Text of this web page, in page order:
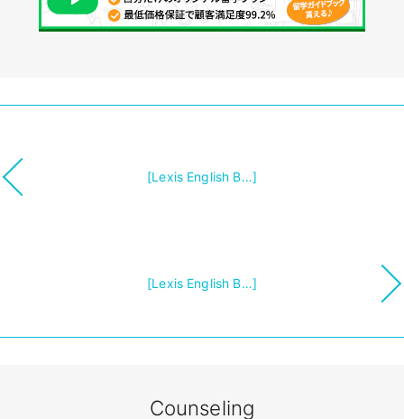
[Lexis English B…]
[Lexis English B…]
Counseling